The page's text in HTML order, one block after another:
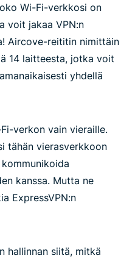
Wi-Fi-verkkosi on
voit jakaa VPN:n
Aircove-reititin nimittäin
14 laitteesta, jotka voit
yhdellä
verkon vain vieraille.
tähän vierasverkkoon
kanssa. Mutta ne
ExpressVPN:n
hallinnan siitä, mitkä